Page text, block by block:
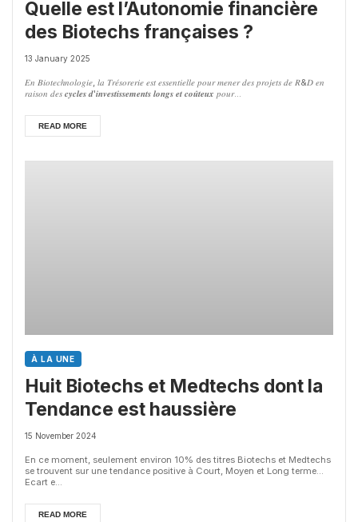
Quelle est l’Autonomie financière
des Biotechs françaises ?
13 January 2025
𝐸𝑛 𝐵𝑖𝑜𝑡𝑒𝑐ℎ𝑛𝑜𝑙𝑜𝑔𝑖𝑒, 𝑙𝑎 𝑇𝑟𝑒́𝑠𝑜𝑟𝑒𝑟𝑖𝑒 𝑒𝑠𝑡 𝑒𝑠𝑠𝑒𝑛𝑡𝑖𝑒𝑙𝑙𝑒 𝑝𝑜𝑢𝑟 𝑚𝑒𝑛𝑒𝑟 𝑑𝑒𝑠 𝑝𝑟𝑜𝑗𝑒𝑡𝑠 𝑑𝑒 𝑅&𝐷 𝑒𝑛
𝑟𝑎𝑖𝑠𝑜𝑛 𝑑𝑒𝑠 𝒄𝒚𝒄𝒍𝒆𝒔 𝒅'𝒊𝒏𝒗𝒆𝒔𝒕𝒊𝒔𝒔𝒆𝒎𝒆𝒏𝒕𝒔 𝒍𝒐𝒏𝒈𝒔 𝒆𝒕 𝒄𝒐𝒖̂𝒕𝒆𝒖𝒙 𝑝𝑜𝑢𝑟...
READ MORE
À LA UNE
Huit Biotechs et Medtechs dont la
Tendance est haussière
15 November 2024
En ce moment, seulement environ 10% des titres Biotechs et Medtechs
se trouvent sur une tendance positive à Court, Moyen et Long terme...
Ecart e...
READ MORE